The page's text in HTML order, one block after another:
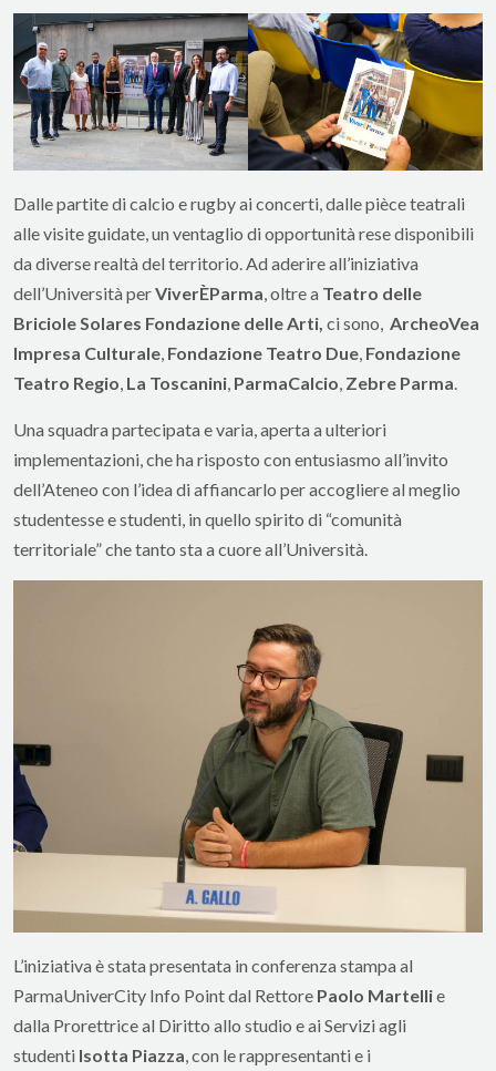
Dalle partite di calcio e rugby ai concerti, dalle pièce teatrali
alle visite guidate, un ventaglio di opportunità rese disponibili
da diverse realtà del territorio. Ad aderire all’iniziativa
dell’Università perViverÈParma , oltre a Teatro delle
Briciole Solares Fondazione delle Arti, ci sono, ArcheoVea
Impresa Culturale Fondazione Teatro Due Fondazione
Teatro Regio La Toscanini ParmaCalcio Zebre Parma
Una squadra partecipata e varia, aperta a ulteriori
implementazioni, che ha risposto con entusiasmo all’invito
dell’Ateneo con l’idea di affiancarlo per accogliere al meglio
studentesse e studenti, in quello spirito di “comunità
territoriale” che tanto sta a cuore all’Università.
L’iniziativa è stata presentata in conferenza stampa al
ParmaUniverCity Info Point dal Rettore Paolo Martellie
dalla Prorettrice al Diritto allo studio e ai Servizi agli
studenti Isotta Piazza , con le rappresentanti e i